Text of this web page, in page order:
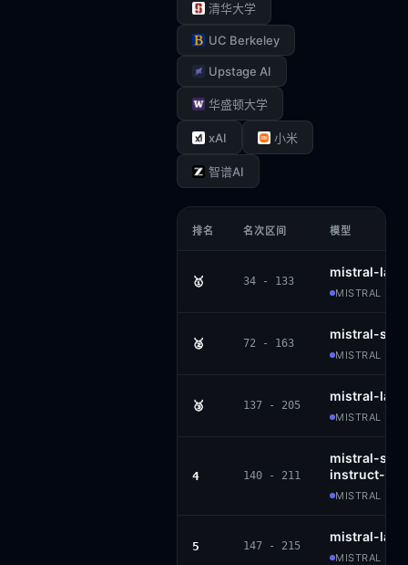
清华大学
UC Berkeley
Upstage AI
华盛顿大学
xAI 小米
智谱AI
排名 名次区间 模型
🥇 34 - 133
mistral-
MISTRAL ·
🥈 72 - 163
mistral-
MISTRAL ·
🥉 137 - 205
mistral-
MISTRAL ·
4 140 - 211
mistral-
instruct-
MISTRAL ·
5 147 - 215
mistral-
MISTRAL ·